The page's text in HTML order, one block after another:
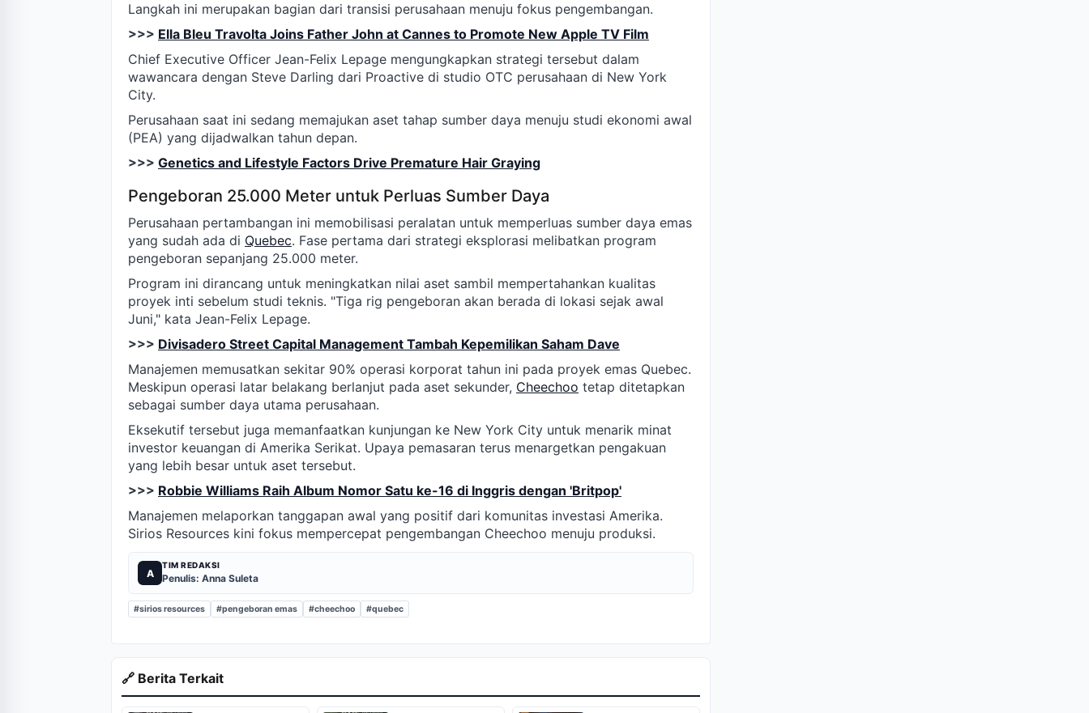
Langkah ini merupakan bagian dari transisi perusahaan menuju fokus pengembangan.
>>> Ella Bleu Travolta Joins Father John at Cannes to Promote New Apple TV Film
Chief Executive Officer Jean-Felix Lepage mengungkapkan strategi tersebut dalam
wawancara dengan Steve Darling dari Proactive di studio OTC perusahaan di New York
City.
Perusahaan saat ini sedang memajukan aset tahap sumber daya menuju studi ekonomi awal
(PEA) yang dijadwalkan tahun depan.
>>> Genetics and Lifestyle Factors Drive Premature Hair Graying
Pengeboran 25.000 Meter untuk Perluas Sumber Daya
Perusahaan pertambangan ini memobilisasi peralatan untuk memperluas sumber daya emas
yang sudah ada di Quebec. Fase pertama dari strategi eksplorasi melibatkan program
pengeboran sepanjang 25.000 meter.
Program ini dirancang untuk meningkatkan nilai aset sambil mempertahankan kualitas
proyek inti sebelum studi teknis. "Tiga rig pengeboran akan berada di lokasi sejak awal
Juni," kata Jean-Felix Lepage.
>>> Divisadero Street Capital Management Tambah Kepemilikan Saham Dave
Manajemen memusatkan sekitar 90% operasi korporat tahun ini pada proyek emas Quebec.
Meskipun operasi latar belakang berlanjut pada aset sekunder, Cheechoo tetap ditetapkan
sebagai sumber daya utama perusahaan.
Eksekutif tersebut juga memanfaatkan kunjungan ke New York City untuk menarik minat
investor keuangan di Amerika Serikat. Upaya pemasaran terus menargetkan pengakuan
yang lebih besar untuk aset tersebut.
>>> Robbie Williams Raih Album Nomor Satu ke-16 di Inggris dengan 'Britpop'
Manajemen melaporkan tanggapan awal yang positif dari komunitas investasi Amerika.
Sirios Resources kini fokus mempercepat pengembangan Cheechoo menuju produksi.
A
TIM REDAKSI
Penulis: Anna Suleta
#sirios resources #pengeboran emas #cheechoo #quebec
🔗 Berita Terkait